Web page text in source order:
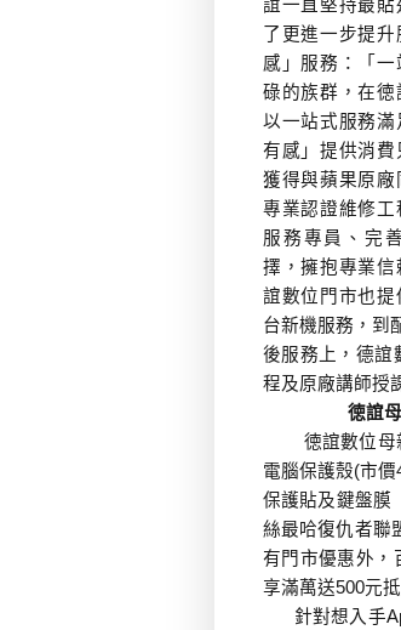
誼一直
了更進一步提
感」服務：「
碌的族群，在
以一站式服務
有感」提供消
獲得與蘋果原
專業認證維修
服務專員、完
擇，擁抱專業
誼數位門市也
台新機服務，到
後服務上，德誼
程及原廠講師授
徳誼
徳誼數位母
電腦保護殼(市價
保護貼及鍵盤膜
絲最哈復仇者聯
有門市優惠外，
享滿萬送500元
針對想入手